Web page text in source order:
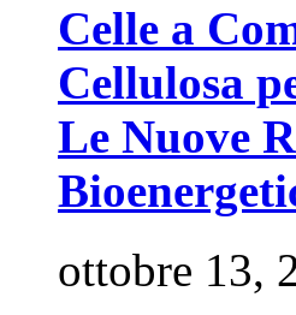
Celle a
Cellulosa
Le Nuove
ottobre 13,